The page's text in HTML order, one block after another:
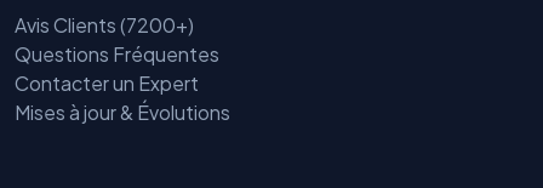
Avis Clients (7200+)
Questions Fréquentes
Contacter un Expert
Mises à jour & Évolutions